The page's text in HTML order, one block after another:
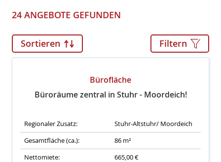
24 ANGEBOTE GEFUNDEN
Sortieren Filtern
Bürofläche
Büroräume zentral in Stuhr - Moordeich!
Regionaler Zusatz:
Stuhr-Altstuhr/ Moordeich
Gesamtfläche (ca.):
86 m²
Nettomiete:
665,00 €